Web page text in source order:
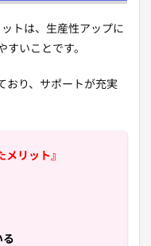
トは、生産性アップに
すいことです。
おり、サポートが充実
メリット』
る